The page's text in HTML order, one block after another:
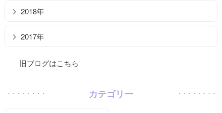
2018年
2017年
旧ブログはこちら
カテゴリー